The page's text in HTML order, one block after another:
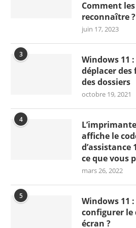
Comment les
reconnaître ?
juin 17, 2023
3
Windows 11
déplacer des
des dossiers
octobre 19, 2021
4
affiche le
d’assistance
ce que vous
mars 26, 2022
5
Windows 11
configurer le
écran ?